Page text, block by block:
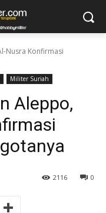
Nusra Konfirmasi
Militer Suriah
Aleppo,
0
2116